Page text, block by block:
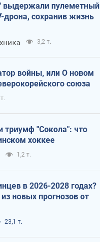
выдержали пулеметный
дрона, сохранив жизнь
3,2 т.
войны, или О новом
союза
триумф "Сокола": что
хоккее
1,2 т.
в 2026-2028 годах?
новых прогнозов от
23,1 т.